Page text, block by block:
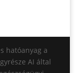
hatóanyag a
AI által